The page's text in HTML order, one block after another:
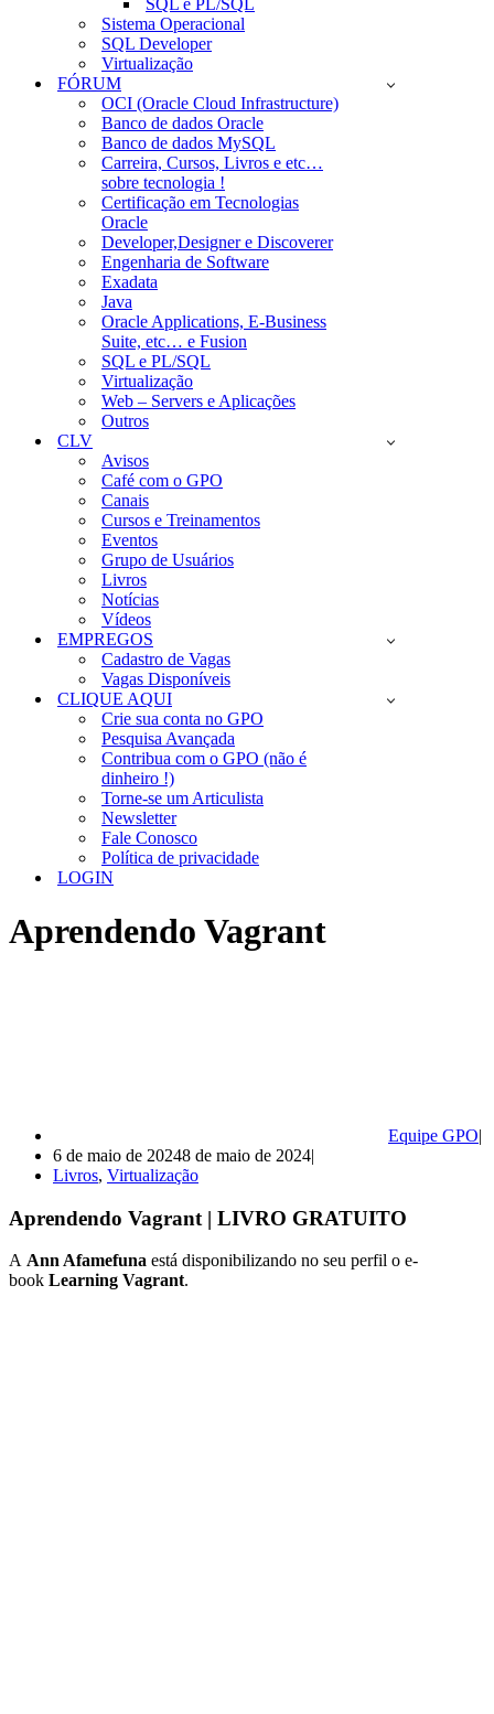
SQL e PL/SQL
Sistema Operacional
SQL Developer
Virtualização
FÓRUM
OCI (Oracle Cloud Infrastructure)
Banco de dados Oracle
Banco de dados MySQL
Carreira, Cursos, Livros e etc…
sobre tecnologia !
Certificação em Tecnologias
Oracle
Developer,Designer e Discoverer
Engenharia de Software
Exadata
Java
Oracle Applications, E-Business
Suite, etc… e Fusion
SQL e PL/SQL
Virtualização
Web – Servers e Aplicações
Outros
CLV
Avisos
Café com o GPO
Canais
Cursos e Treinamentos
Eventos
Grupo de Usuários
Livros
Notícias
Vídeos
EMPREGOS
Cadastro de Vagas
Vagas Disponíveis
CLIQUE AQUI
Crie sua conta no GPO
Pesquisa Avançada
Contribua com o GPO (não é
dinheiro !)
Torne-se um Articulista
Newsletter
Fale Conosco
Política de privacidade
LOGIN
Aprendendo Vagrant
Equipe GPO
6 de maio de 20248 de maio de 2024
Livros, Virtualização
Aprendendo Vagrant | LIVRO GRATUITO
A Ann Afamefuna está disponibilizando no seu perfil o e-
book Learning Vagrant.